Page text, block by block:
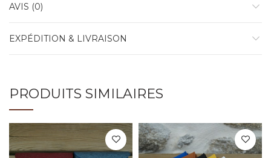
AVIS (0)
EXPÉDITION & LIVRAISON
PRODUITS SIMILAIRES